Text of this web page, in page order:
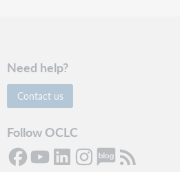
Need help?
Contact us
Follow OCLC